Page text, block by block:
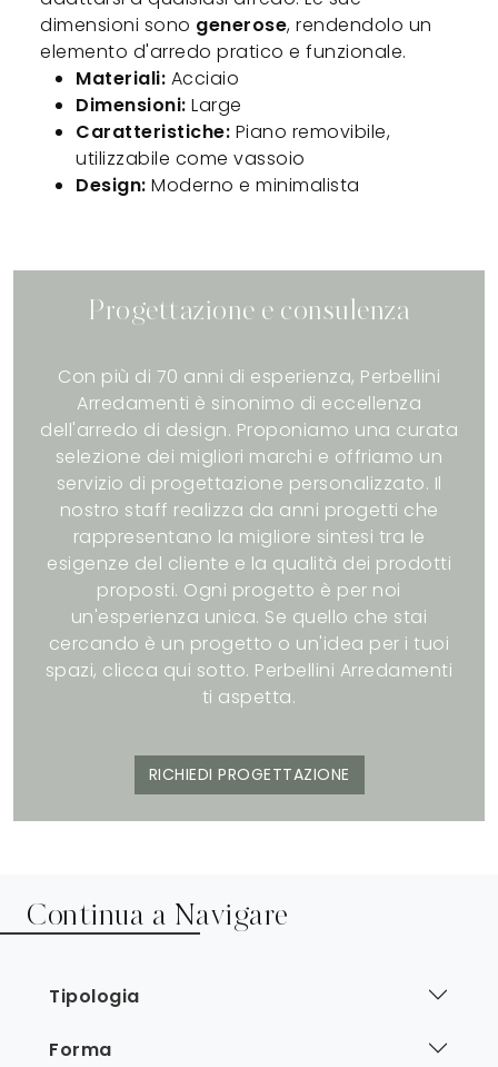
dimensioni sono generose, rendendolo un
elemento d'arredo pratico e funzionale.
Materiali: Acciaio
Dimensioni: Large
Caratteristiche: Piano removibile,
utilizzabile come vassoio
Design: Moderno e minimalista
Progettazione e consulenza
Con più di 70 anni di esperienza, Perbellini
Arredamenti è sinonimo di eccellenza
dell'arredo di design. Proponiamo una curata
selezione dei migliori marchi e offriamo un
servizio di progettazione personalizzato. Il
nostro staff realizza da anni progetti che
rappresentano la migliore sintesi tra le
esigenze del cliente e la qualità dei prodotti
proposti. Ogni progetto è per noi
un'esperienza unica. Se quello che stai
cercando è un progetto o un'idea per i tuoi
spazi, clicca qui sotto. Perbellini Arredamenti
ti aspetta.
RICHIEDI PROGETTAZIONE
Continua a Navigare
Tipologia
Forma